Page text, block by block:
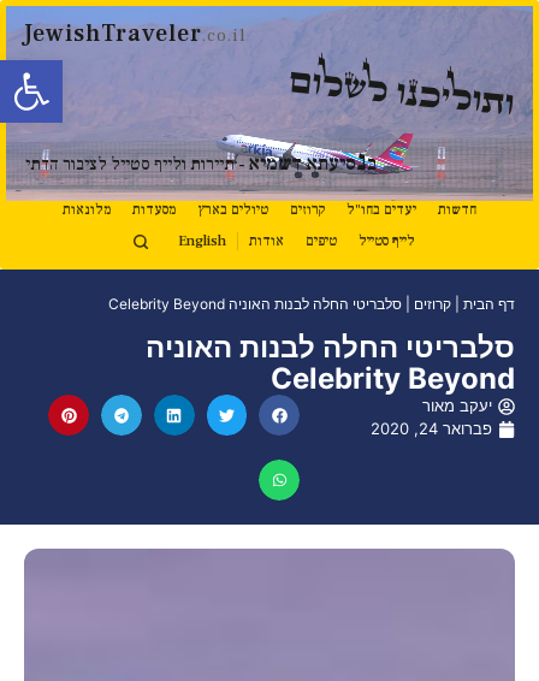
פתח
JewishTraveler.co.il
ותוליכנו לשלום
בנסיעתא דשמיא- תיירות ולייף סטייל לציבור הדתי
חדשות יעדים בחו"ל קרוזים טיולים בארץ מסעדות
מלונאות
לייף סטייל
טיפים אודות English
דף הבית קרוזים סלבריטי החלה לבנות האוניה Celebrity Beyond
סלבריטי החלה לבנות האוניה
Celebrity Beyond
יעקב מאור
פברואר 24, 2020